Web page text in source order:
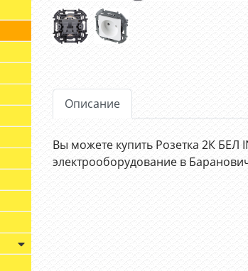
Описание
Вы можете купить Розетка 2К БЕЛ
электрооборудование в